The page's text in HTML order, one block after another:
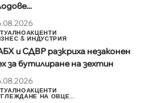
АКЦЕНТИ
& ИНДУСТРИЯ
и СДВР разкриха незаконен
за бутилиране на зехтин
АКЦЕНТИ
НА ОВЦЕ...